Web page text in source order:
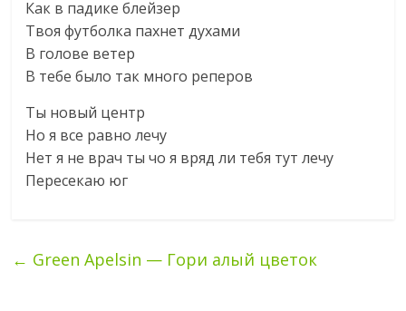
Как в падике блейзер
Твоя футболка пахнет духами
В голове ветер
В тебе было так много реперов
Ты новый центр
Но я все равно лечу
Нет я не врач ты чо я вряд ли тебя тут лечу
Пересекаю юг
← Green Apelsin — Гори алый цветок